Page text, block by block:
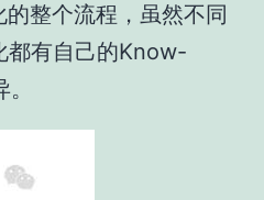
整个流程，虽然不同
都有自己的Know-